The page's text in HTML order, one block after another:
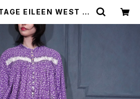
EILEEN WEST FL
NIGHTY DRES
アメリカ古着お花シ
レースデザインコットンナ
スワンピース | Titti Vint
age